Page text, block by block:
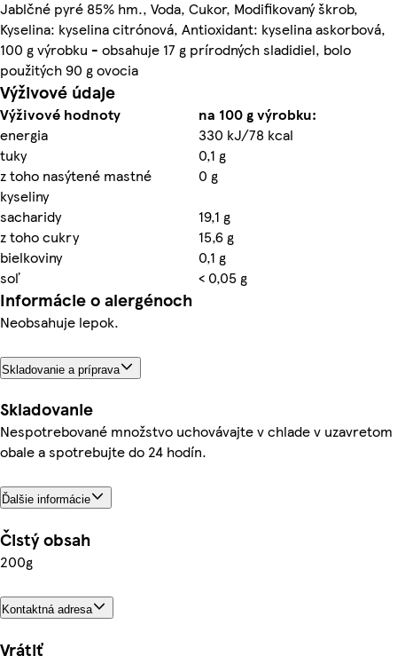
Jablčné pyré 85% hm., Voda, Cukor, Modifikovaný škrob,
Kyselina: kyselina citrónová, Antioxidant: kyselina askorbová,
100 g výrobku - obsahuje 17 g prírodných sladidiel, bolo
použitých 90 g ovocia
Výživové údaje
Výživové hodnoty
na 100 g výrobku:
energia
330 kJ/78 kcal
tuky
0,1 g
z toho nasýtené mastné
kyseliny
0 g
sacharidy
19,1 g
z toho cukry
15,6 g
bielkoviny
0,1 g
soľ
< 0,05 g
Informácie o alergénoch
Neobsahuje lepok.
Skladovanie a príprava
Skladovanie
Nespotrebované množstvo uchovávajte v chlade v uzavretom
obale a spotrebujte do 24 hodín.
Ďalšie informácie
Čistý obsah
200g
Kontaktná adresa
Vrátiť